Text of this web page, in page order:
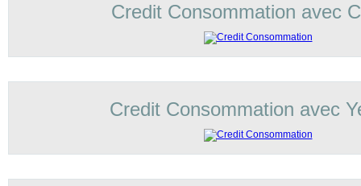
Credit Consommation avec
Credit Consommation avec